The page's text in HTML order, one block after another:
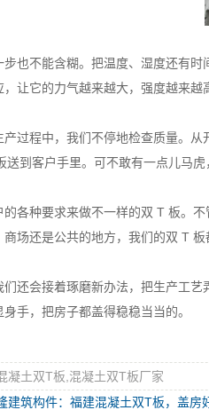
不能含糊。把温度、湿度还有时
让它的力气越来越大，强度越来越
程中，我们不停地检查质量。从
送到客户手里。可不敢有一点儿马
种要求来做不一样的双 T 板。不
场还是公共的地方，我们的双 T 板
会接着琢磨新办法，把生产工艺
手，把房子都盖得稳稳当当的。
凝土双T板,混凝土双T板厂家
建筑构件：福建混凝土双T板，盖房